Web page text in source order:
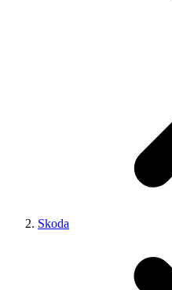
Skoda